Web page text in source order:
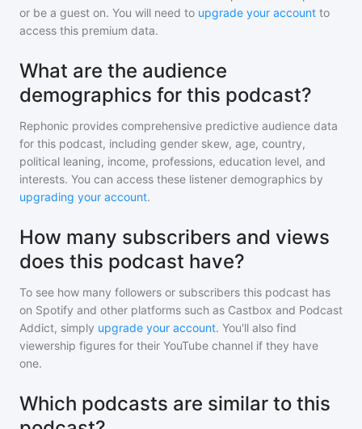
or be a guest on. You will need to upgrade your account to
access this premium data.
What are the audience
demographics for this podcast?
Rephonic provides comprehensive predictive audience data
for this podcast, including gender skew, age, country,
political leaning, income, professions, education level, and
interests. You can access these listener demographics by
upgrading your account.
How many subscribers and views
does this podcast have?
To see how many followers or subscribers this podcast has
on Spotify and other platforms such as Castbox and Podcast
Addict, simply upgrade your account. You'll also find
viewership figures for their YouTube channel if they have
one.
Which podcasts are similar to this